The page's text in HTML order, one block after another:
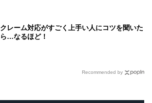
クレーム対応がすごく上手い人にコツを聞いた
ら…なるほど！
Recommended by